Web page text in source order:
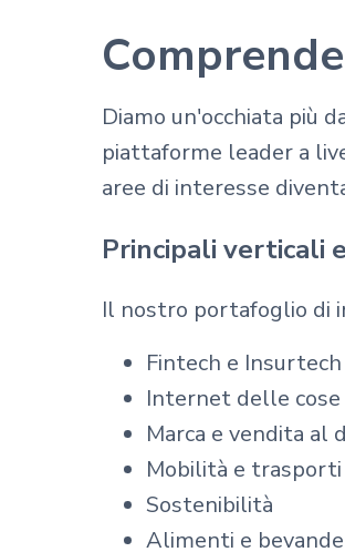
Diamo un'occhiata più
piattaforme leader a
aree di interesse
Principali verticali
Il nostro portafoglio di
Fintech e Insurtech
Internet delle cose
Marca e vendita al
Mobilità e trasporti
Sostenibilità
Alimenti e bevande